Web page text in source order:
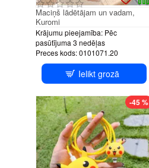
Krājumu pieejamība: Pēc
pasūtījuma 3 nedēļas
Preces kods:0101071.20
Maciņš lādētājam un vadam,
Kuromi
Ielikt grozā
-45 %